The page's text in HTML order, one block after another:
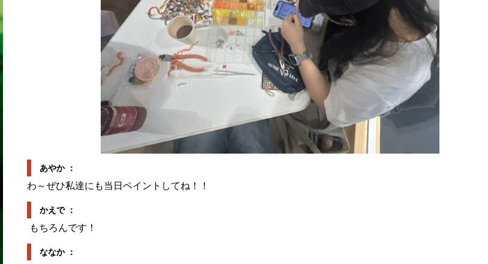
あやか ：
わ～ぜひ私達にも当日ペイントしてね！！
かえで ：
もちろんです！
ななか ：